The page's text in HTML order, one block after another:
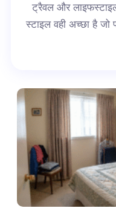
ट्रैवल और
स्टाइल वही अच्छा है